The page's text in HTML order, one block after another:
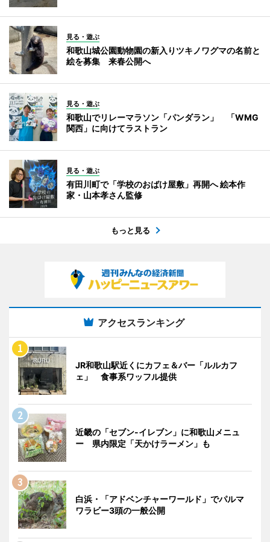
見る・遊ぶ
和歌山城公園動物園の新入りツキノワグマの名前と
絵を募集 来春公開へ
見る・遊ぶ
和歌山でリレーマラソン「パンダラン」 「WMG
関西」に向けてラストラン
見る・遊ぶ
有田川町で「学校のおばけ屋敷」再開へ 絵本作
家・山本孝さん監修
もっと見る
アクセスランキング
JR和歌山駅近くにカフェ＆バー「ルルカフ
ェ」 食事系ワッフル提供
近畿の「セブン-イレブン」に和歌山メニュ
ー 県内限定「天かけラーメン」も
白浜・「アドベンチャーワールド」でパルマ
ワラビー3頭の一般公開